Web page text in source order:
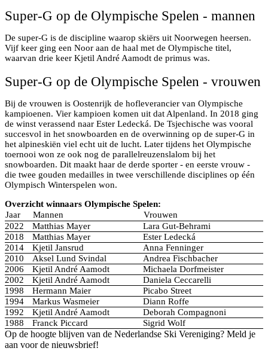
Super-G op de Olympische Spelen - mannen
De super-G is de discipline waarop skiërs uit Noorwegen heersen.
Vijf keer ging een Noor aan de haal met de Olympische titel,
waarvan drie keer Kjetil André Aamodt de primus was.
Super-G op de Olympische Spelen - vrouwen
Bij de vrouwen is Oostenrijk de hofleverancier van Olympische
kampioenen. Vier kampioen komen uit dat Alpenland. In 2018 ging
de winst verassend naar Ester Ledecká. De Tsjechische was vooral
succesvol in het snowboarden en de overwinning op de super-G in
het alpineskiën viel echt uit de lucht. Later tijdens het Olympische
toernooi won ze ook nog de parallelreuzenslalom bij het
snowboarden. Dit maakt haar de derde sporter - en eerste vrouw -
die twee gouden medailles in twee verschillende disciplines op één
Olympisch Winterspelen won.
Overzicht winnaars Olympische Spelen:
Jaar
Mannen
Vrouwen
2022
Matthias Mayer
Lara Gut-Behrami
2018
Matthias Mayer
Ester Ledecká
2014
Kjetil Jansrud
Anna Fenninger
2010
Aksel Lund Svindal
Andrea Fischbacher
2006
Kjetil André Aamodt
Michaela Dorfmeister
2002
Kjetil André Aamodt
Daniela Ceccarelli
1998
Hermann Maier
Picabo Street
1994
Markus Wasmeier
Diann Roffe
1992
Kjetil André Aamodt
Deborah Compagnoni
1988
Franck Piccard Sigrid Wolf
Op de hoogte blijven van de Nederlandse Ski Vereniging? Meld je
aan voor de nieuwsbrief!